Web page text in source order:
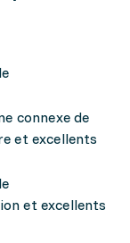
connexe de
et excellents
et excellents